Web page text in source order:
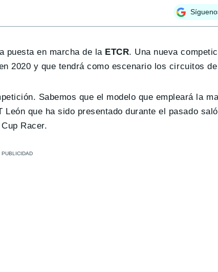
puesta en marcha de la ETCR. Una nueva
2020 y que tendrá como escenario los circuitos
Sabemos que el modelo que empleará la
León que ha sido presentado durante el pasado
Racer.